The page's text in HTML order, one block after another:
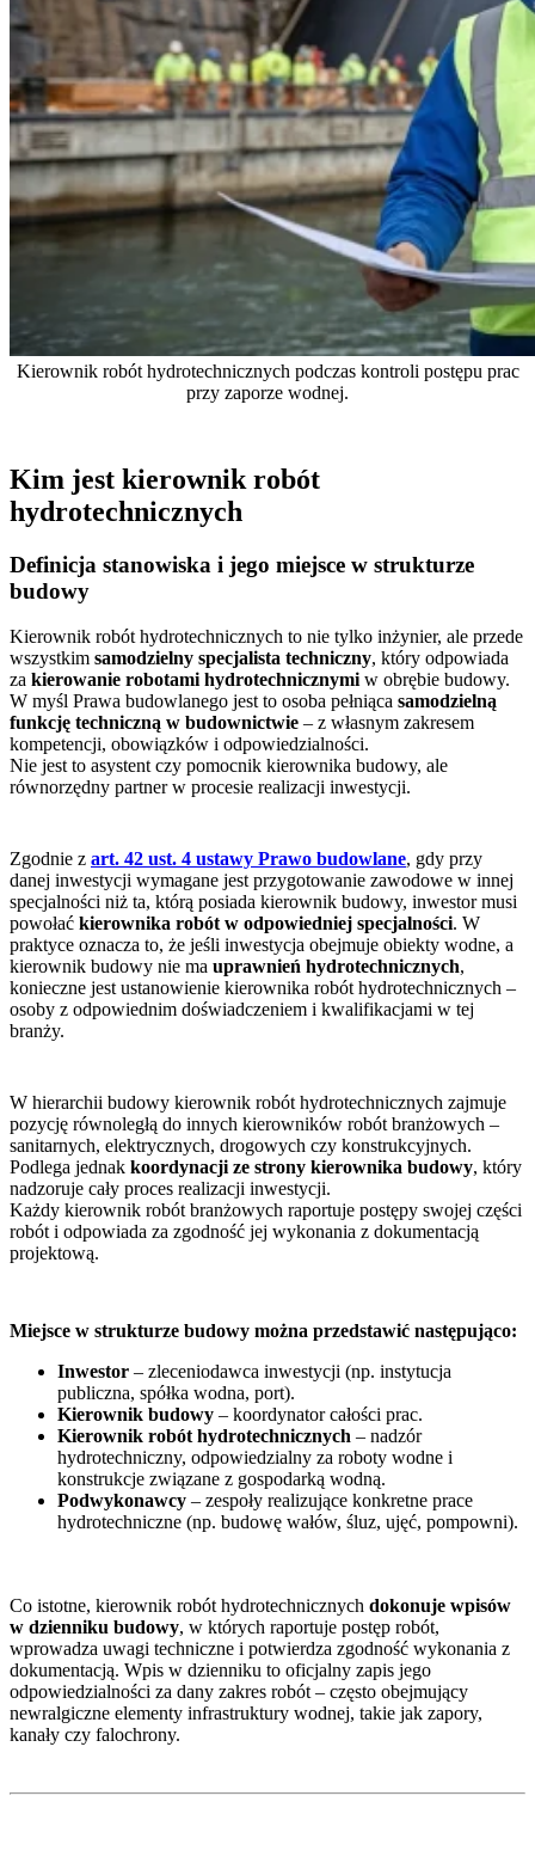
Kierownik robót hydrotechnicznych podczas kontroli postępu prac
przy zaporze wodnej.
Kim jest kierownik robót
hydrotechnicznych
Definicja stanowiska i jego miejsce w strukturze
budowy
Kierownik robót hydrotechnicznych to nie tylko inżynier, ale przede
wszystkim samodzielny specjalista techniczny, który odpowiada
za kierowanie robotami hydrotechnicznymi w obrębie budowy.
W myśl Prawa budowlanego jest to osoba pełniąca samodzielną
funkcję techniczną w budownictwie – z własnym zakresem
kompetencji, obowiązków i odpowiedzialności.
Nie jest to asystent czy pomocnik kierownika budowy, ale
równorzędny partner w procesie realizacji inwestycji.
Zgodnie z art. 42 ust. 4 ustawy Prawo budowlane, gdy przy
danej inwestycji wymagane jest przygotowanie zawodowe w innej
specjalności niż ta, którą posiada kierownik budowy, inwestor musi
powołać kierownika robót w odpowiedniej specjalności. W
praktyce oznacza to, że jeśli inwestycja obejmuje obiekty wodne, a
kierownik budowy nie ma uprawnień hydrotechnicznych,
konieczne jest ustanowienie kierownika robót hydrotechnicznych –
osoby z odpowiednim doświadczeniem i kwalifikacjami w tej
branży.
W hierarchii budowy kierownik robót hydrotechnicznych zajmuje
pozycję równoległą do innych kierowników robót branżowych –
sanitarnych, elektrycznych, drogowych czy konstrukcyjnych.
Podlega jednak koordynacji ze strony kierownika budowy, który
nadzoruje cały proces realizacji inwestycji.
Każdy kierownik robót branżowych raportuje postępy swojej części
robót i odpowiada za zgodność jej wykonania z dokumentacją
projektową.
Miejsce w strukturze budowy można przedstawić następująco:
Inwestor – zleceniodawca inwestycji (np. instytucja
publiczna, spółka wodna, port).
Kierownik budowy – koordynator całości prac.
Kierownik robót hydrotechnicznych – nadzór
hydrotechniczny, odpowiedzialny za roboty wodne i
konstrukcje związane z gospodarką wodną.
Podwykonawcy – zespoły realizujące konkretne prace
hydrotechniczne (np. budowę wałów, śluz, ujęć, pompowni).
Co istotne, kierownik robót hydrotechnicznych dokonuje wpisów
w dzienniku budowy, w których raportuje postęp robót,
wprowadza uwagi techniczne i potwierdza zgodność wykonania z
dokumentacją. Wpis w dzienniku to oficjalny zapis jego
odpowiedzialności za dany zakres robót – często obejmujący
newralgiczne elementy infrastruktury wodnej, takie jak zapory,
kanały czy falochrony.